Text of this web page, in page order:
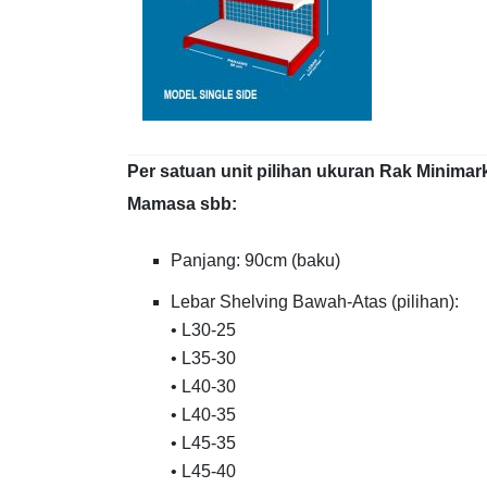
Per satuan unit pilihan ukuran Rak
Mamasa sbb:
Panjang: 90cm (baku)
Lebar Shelving Bawah-Atas (pilihan):
• L30-25
• L35-30
• L40-30
• L40-35
• L45-35
• L45-40